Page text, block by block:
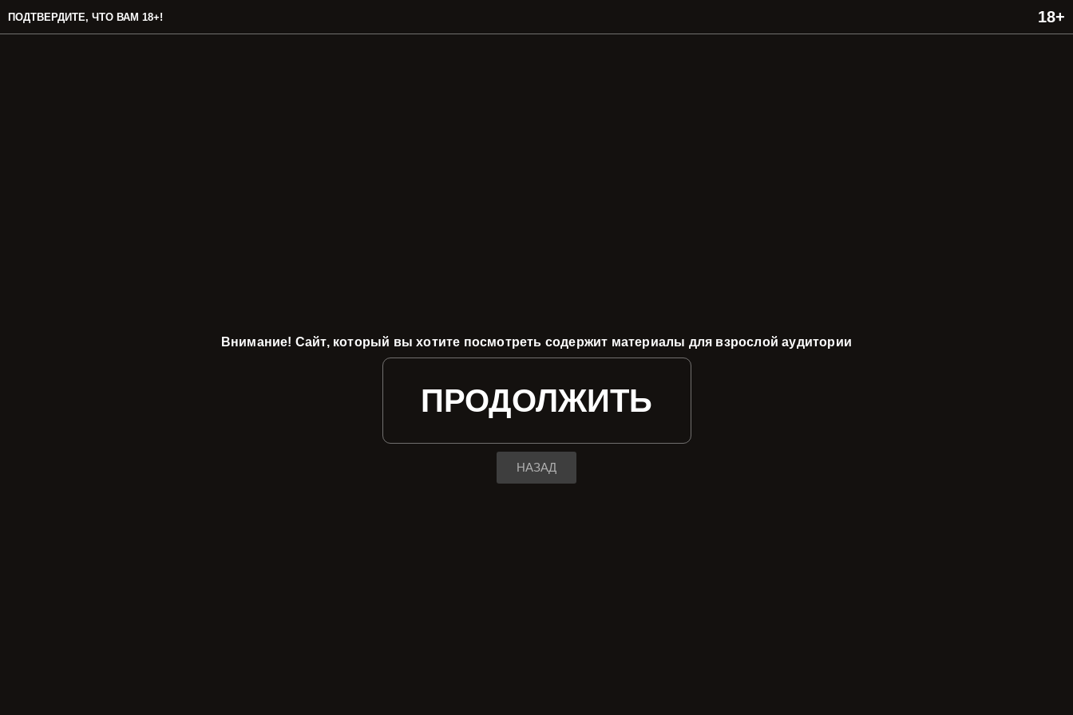
ПОДТВЕРДИТЕ, ЧТО ВАМ 18+!
Внимание! Сайт, который вы хотите посмотреть содержит материалы для взрослой аудитории
ПРОДОЛЖИТЬ
НАЗАД